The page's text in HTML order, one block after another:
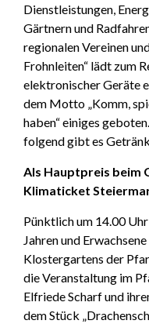
Dienstleistungen,
Gärtnern und
regionalen Vereinen
Frohnleiten“ lädt zum
elektronischer Geräte
dem Motto „Komm,
haben“ einiges
folgend gibt es
Als Hauptpreis beim
Klimaticket
Pünktlich um 14.00
Jahren und
Klostergartens der
die Veranstaltung im
Elfriede Scharf und
dem Stück